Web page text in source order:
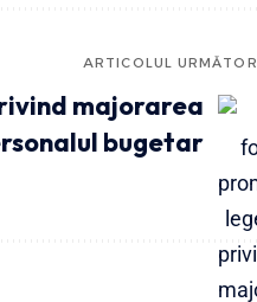
ARTICOLUL URMĂTOR
majorarea
bugetar